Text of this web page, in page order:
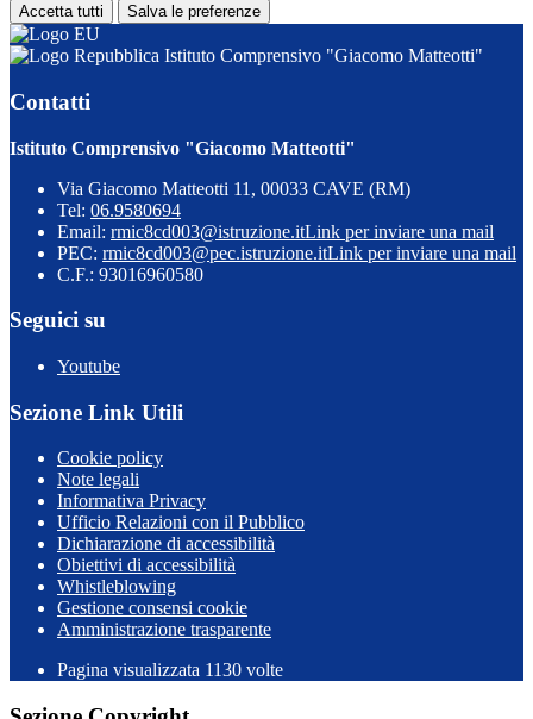
Accetta tutti Salva le preferenze
Istituto Comprensivo "Giacomo Matteotti"
Contatti
Istituto Comprensivo "Giacomo Matteotti"
Via Giacomo Matteotti 11, 00033 CAVE (RM)
Tel: 06.9580694
Email: rmic8cd003@istruzione.itLink per inviare una mail
PEC: rmic8cd003@pec.istruzione.itLink per inviare una mail
C.F.: 93016960580
Seguici su
Youtube
Sezione Link Utili
Cookie policy
Note legali
Informativa Privacy
Ufficio Relazioni con il Pubblico
Dichiarazione di accessibilità
Obiettivi di accessibilità
Whistleblowing
Gestione consensi cookie
Amministrazione trasparente
Pagina visualizzata 1130 volte